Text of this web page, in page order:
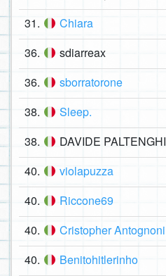
31. Chiara
36. sdiarreax
36. sborratorone
38. Sleep.
38. DAVIDE PALTENGHI
40. violapuzza
40. Riccone69
40. Cristopher Antognoni
40. Benitohitlerinho